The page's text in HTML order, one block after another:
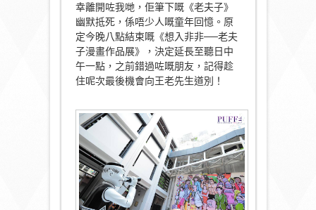
幸離開咗我哋，佢筆下嘅《老夫子》
幽默抵死，係唔少人嘅童年回憶。原
定今晚八點結束嘅《想入非非──老夫
子漫畫作品展》，決定延長至聽日中
午一點，之前錯過咗嘅朋友，記得趁
住呢次最後機會向王老先生道別！